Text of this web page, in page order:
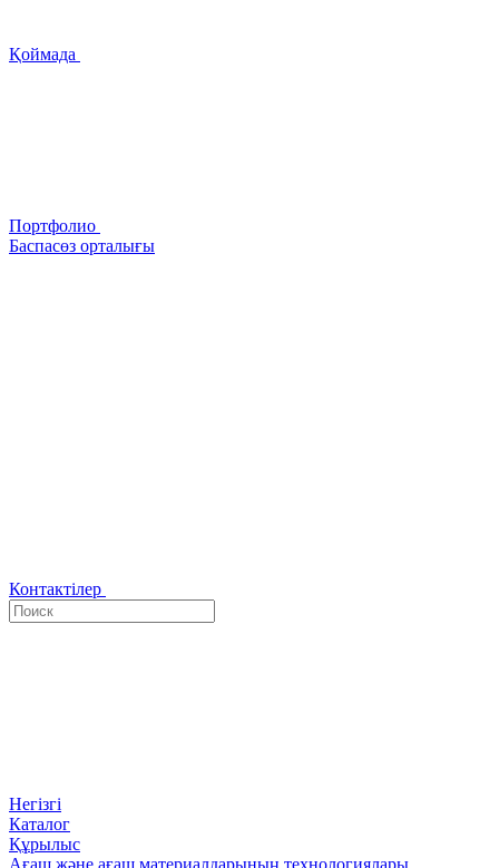
Қоймада
Портфолио
Баспасөз орталығы
Контактілер
Негізгі
Каталог
Құрылыс
Ағаш және ағаш материалдарының технологиялары